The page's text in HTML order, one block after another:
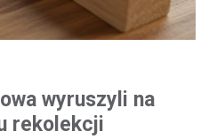
wyruszyli na
rekolekcji